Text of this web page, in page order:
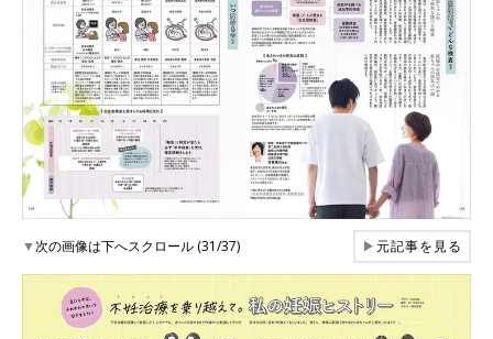
▼次の画像は下へスクロール (31/37) ▶元記事を見る